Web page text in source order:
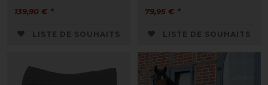
139,90 € *
LISTE DE SOUHAITS
79,95 € *
LISTE DE SOUHAITS